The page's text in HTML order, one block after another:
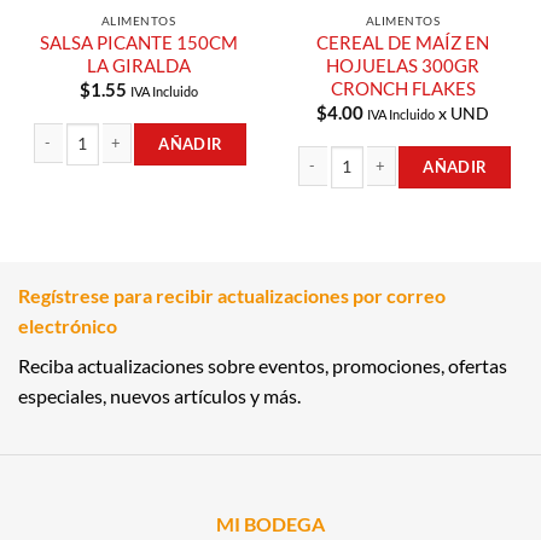
ALIMENTOS
SALSA PICANTE 150CM
LA GIRALDA
$1.55 IVA Incluido
AÑADIR
ALIMENTOS
CEREAL DE MAÍZ EN
HOJUELAS 300GR
CRONCH FLAKES
$4.00 IVA Incluido x UND
AÑADIR
Regístrese para recibir actualizaciones por correo
electrónico
Reciba actualizaciones sobre eventos, promociones, ofertas
especiales, nuevos artículos y más.
MI BODEGA